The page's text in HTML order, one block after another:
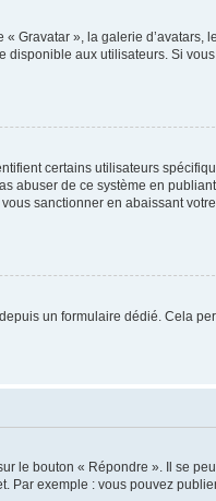
Gravatar », la galerie d’avatars,
disponible aux utilisateurs. Si
certains utilisateurs
abuser de ce système en
sanctionner en abaissant
un formulaire dédié. Cela
le bouton « Répondre ». Il se
Par exemple : vous pouvez